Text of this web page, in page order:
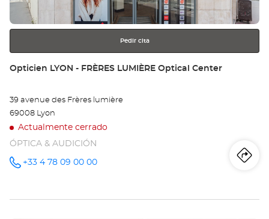
más
información
Pedir cita
Tienda:
Opticien LYON - FRÈRES LUMIÈRE Optical Center
39 avenue des Frères lumière
69008 Lyon
Actualmente cerrado
ÓPTICA & AUDICIÓN
número
+33 4 78 09 00 00
a